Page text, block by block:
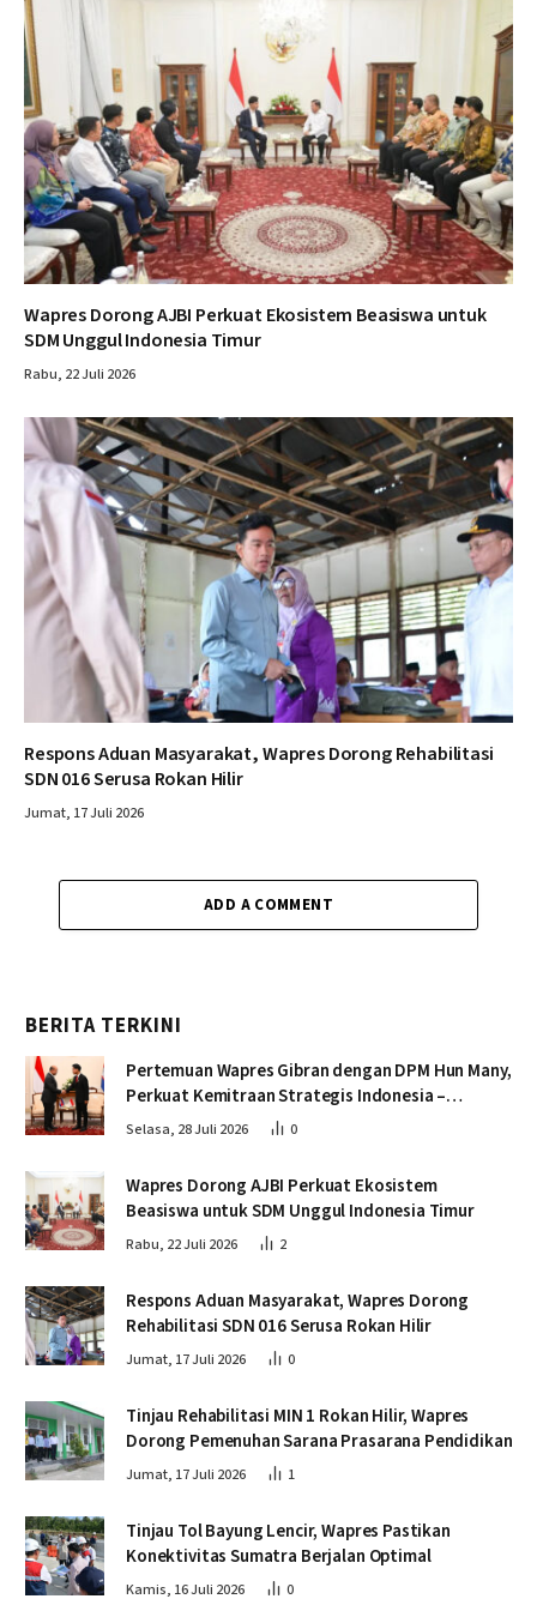
Wapres Dorong AJBI Perkuat Ekosistem Beasiswa untuk
SDM Unggul Indonesia Timur
Rabu, 22 Juli 2026
Respons Aduan Masyarakat, Wapres Dorong Rehabilitasi
SDN 016 Serusa Rokan Hilir
Jumat, 17 Juli 2026
ADD A COMMENT
BERITA TERKINI
Pertemuan Wapres Gibran dengan DPM Hun Many,
Perkuat Kemitraan Strategis Indonesia –
Kamboja
Selasa, 28 Juli 2026 0
Wapres Dorong AJBI Perkuat Ekosistem
Beasiswa untuk SDM Unggul Indonesia Timur
Rabu, 22 Juli 2026 2
Respons Aduan Masyarakat, Wapres Dorong
Rehabilitasi SDN 016 Serusa Rokan Hilir
Jumat, 17 Juli 2026 0
Tinjau Rehabilitasi MIN 1 Rokan Hilir, Wapres
Dorong Pemenuhan Sarana Prasarana Pendidikan
Jumat, 17 Juli 2026 1
Tinjau Tol Bayung Lencir, Wapres Pastikan
Konektivitas Sumatra Berjalan Optimal
Kamis, 16 Juli 2026 0